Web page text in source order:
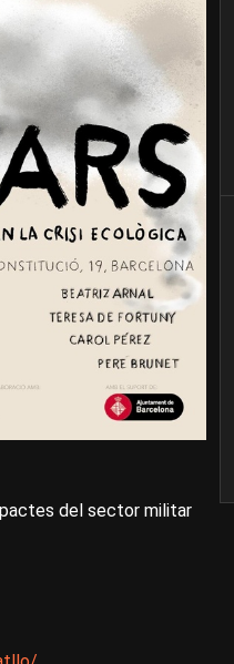
del sector militar